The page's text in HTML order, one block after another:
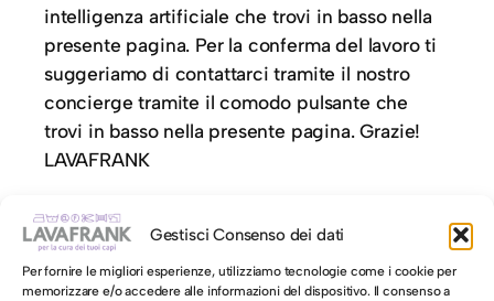
Gestisci Consenso dei dati
Per fornire le migliori esperienze, utilizziamo tecnologie come i cookie per
memorizzare e/o accedere alle informazioni del dispositivo. Il consenso a
intelligenza artificiale che trovi in basso nella
presente pagina. Per la conferma del lavoro ti
suggeriamo di contattarci tramite il nostro
concierge tramite il comodo pulsante che
trovi in basso nella presente pagina. Grazie!
LAVAFRANK
immagini che indichino la loro presenza
Carica multimedia